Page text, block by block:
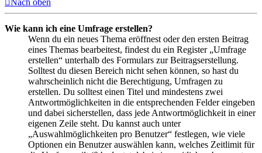
Nach oben
Wie kann ich eine Umfrage erstellen?
Wenn du ein neues Thema eröffnest oder den ersten Beitrag
eines Themas bearbeitest, findest du ein Register „Umfrage
erstellen“ unterhalb des Formulars zur Beitragserstellung.
Solltest du diesen Bereich nicht sehen können, so hast du
wahrscheinlich nicht die Berechtigung, Umfragen zu
erstellen. Du solltest einen Titel und mindestens zwei
Antwortmöglichkeiten in die entsprechenden Felder eingeben
und dabei sicherstellen, dass jede Antwortmöglichkeit in einer
eigenen Zeile steht. Du kannst auch unter
„Auswahlmöglichkeiten pro Benutzer“ festlegen, wie viele
Optionen ein Benutzer auswählen kann, welches Zeitlimit für